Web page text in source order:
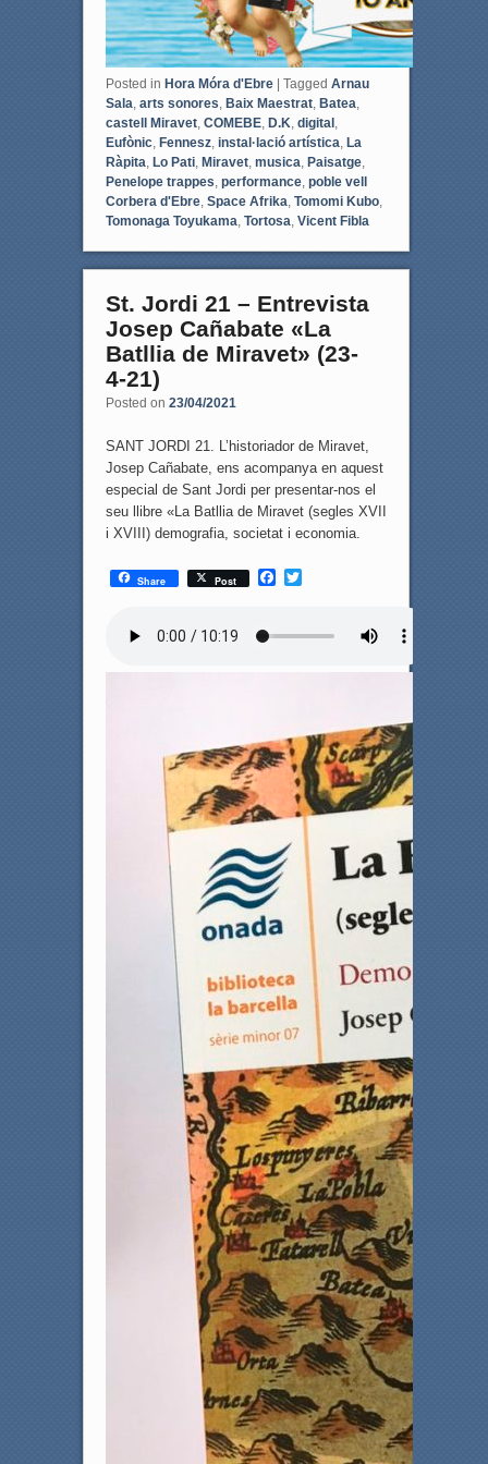
Posted in Hora Móra d'Ebre | Tagged Arnau
Sala arts sonores Baix Maestrat, Batea
castell Miravet, COMEBE, D.K digital,
Eufònic, Fennesz, instal·lació artística La
Ràpita Lo Pati, Miravet, musica Paisatge,
Penelope trappes performance, poble vell
Corbera d'Ebre, Space Afrika Tomomi Kubo,
Tomonaga Toyukama Tortosa Vicent Fibla
St. Jordi 21 – Entrevista
Josep Cañabate «La
Batllia de Miravet» (23-
4-21)
Posted on 23/04/2021
SANT JORDI 21. L’historiador de Miravet,
Josep Cañabate, ens acompanya en aquest
especial de Sant Jordi per presentar-nos el
seu llibre «La Batllia de Miravet (segles XVII
i XVIII) demografia, societat i economia.
Share Post
F
T